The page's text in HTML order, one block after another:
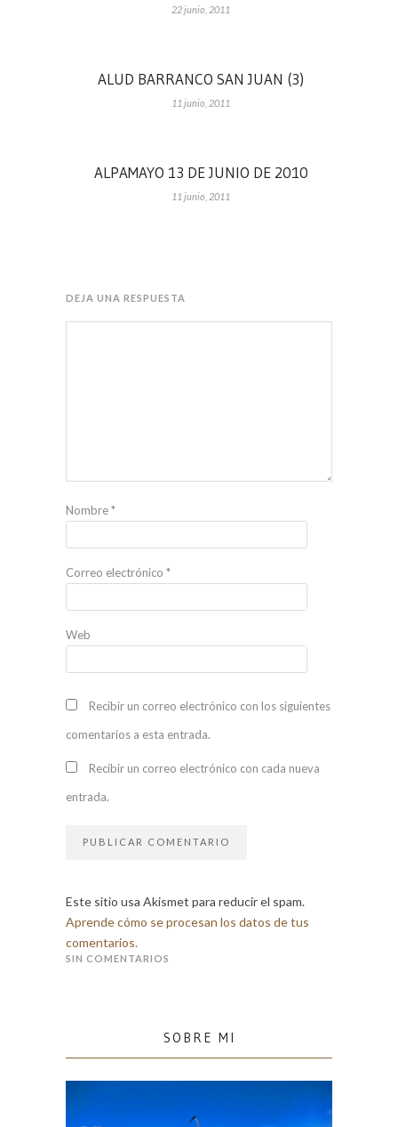
22 junio, 2011
ALUD BARRANCO SAN JUAN (3)
11 junio, 2011
ALPAMAYO 13 DE JUNIO DE 2010
11 junio, 2011
DEJA UNA RESPUESTA
Nombre*
Correo electrónico *
Web
Recibir un correo electrónico con los siguientes
comentarios a esta entrada.
Recibir un correo electrónico con cada nueva
entrada.
Este sitio usa Akismet para reducir el spam.
Aprende cómo se procesan los datos de tus
comentarios.
SIN COMENTARIOS
SOBRE MI